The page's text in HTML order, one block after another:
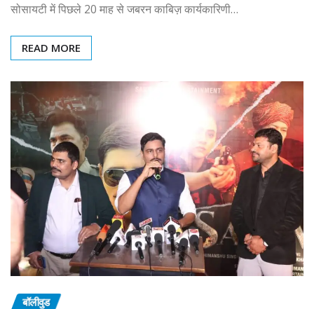
सोसायटी में पिछले 20 माह से जबरन काबिज़ कार्यकारिणी…
READ MORE
बॉलीवुड